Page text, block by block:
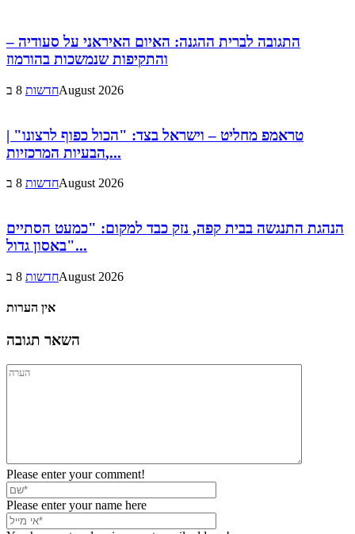
התגובה לברית ההגנה: האיום האיראני על סעודיה –
והתקיפות שנמשכות בהורמוז
חדשות8 בAugust 2026
טראמפ מחליט – וישראל בצד: "הכול כפוף לרצונו" |
הבעיות המרכזיות,...
חדשות8 בAugust 2026
הנהגת התנגשה בבית קפה, נזק כבד למקום: "כמעט הסתיים
באסון גדול"...
חדשות8 בAugust 2026
אין הערות
השאר תגובה
Please enter your comment!
Please enter your name here